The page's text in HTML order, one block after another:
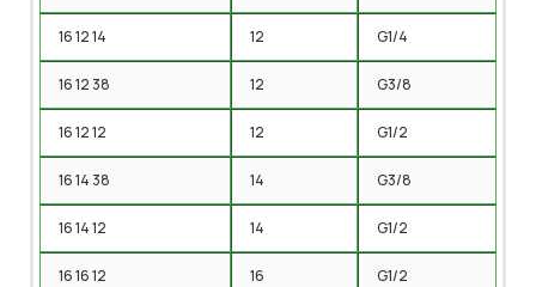
16 12 14 12 G1/4
16 12 38 12 G3/8
16 12 12 12 G1/2
16 14 38 14 G3/8
16 14 12 14 G1/2
16 16 12 16 G1/2